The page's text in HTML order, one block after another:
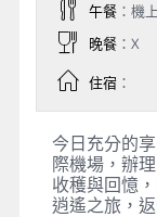
午餐：機
晚餐：X
住宿：
今日充分的
際機場，辦
收穫與回憶
逍遙之旅，